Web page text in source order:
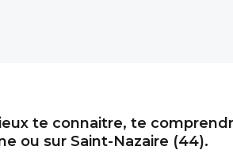
te connaitre, te
ou sur Saint-Nazaire (44).